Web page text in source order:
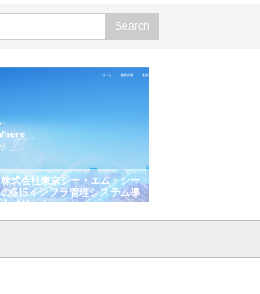
株式会社東京シー・エム・シー
のGISインフラ管理システム導
入メリット